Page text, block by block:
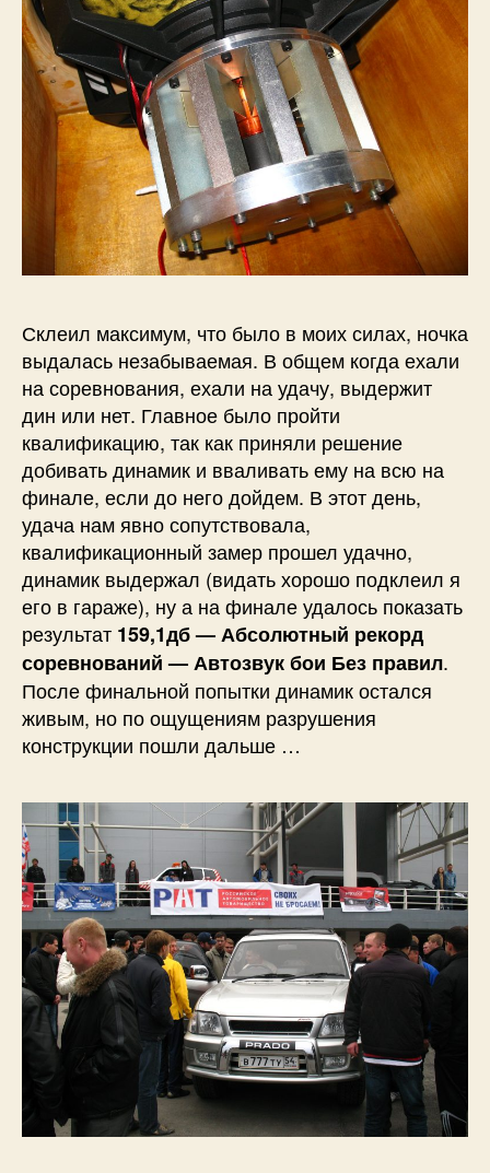
Склеил максимум, что было в моих силах, ночка
выдалась незабываемая. В общем когда ехали
на соревнования, ехали на удачу, выдержит
дин или нет. Главное было пройти
квалификацию, так как приняли решение
добивать динамик и вваливать ему на всю на
финале, если до него дойдем. В этот день,
удача нам явно сопутствовала,
квалификационный замер прошел удачно,
динамик выдержал (видать хорошо подклеил я
его в гараже), ну а на финале удалось показать
результат 159,1дб — Абсолютный рекорд
соревнований — Автозвук бои Без правил.
После финальной попытки динамик остался
живым, но по ощущениям разрушения
конструкции пошли дальше …